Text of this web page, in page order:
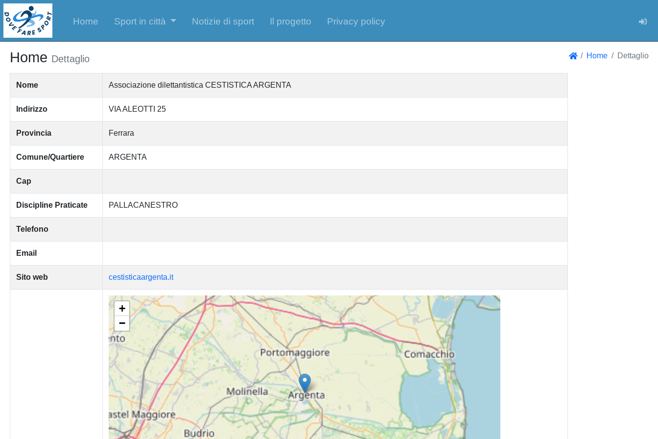
Home Sport in città Notizie di sport Il progetto Privacy policy
Home Dettaglio Home Dettaglio
Nome Associazione dilettantistica CESTISTICA ARGENTA
Indirizzo VIA ALEOTTI 25
Provincia Ferrara
Comune/Quartiere ARGENTA
Cap
Discipline Praticate PALLACANESTRO
Telefono
Email
Sito web cestisticaargenta.it
+
−